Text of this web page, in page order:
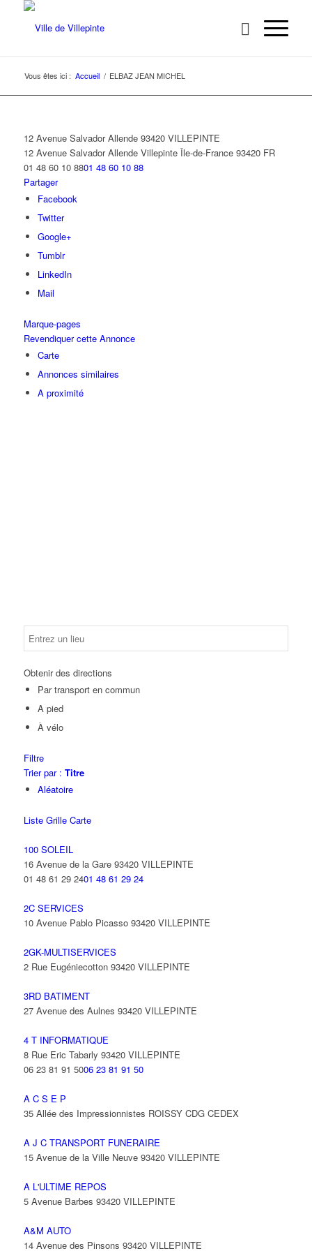
Vous êtes ici : Accueil / ELBAZ JEAN MICHEL
12 Avenue Salvador Allende 93420 VILLEPINTE
12 Avenue Salvador Allende Villepinte Île-de-France 93420 FR
01 48 60 10 8801 48 60 10 88
Partager
Facebook
Twitter
Google+
Tumblr
LinkedIn
Mail
Marque-pages
Revendiquer cette Annonce
Carte
Annonces similaires
A proximité
Obtenir des directions
Par transport en commun
A pied
À vélo
Filtre
Trier par : Titre
Aléatoire
Liste Grille Carte
100 SOLEIL
16 Avenue de la Gare 93420 VILLEPINTE
01 48 61 29 2401 48 61 29 24
2C SERVICES
10 Avenue Pablo Picasso 93420 VILLEPINTE
2GK-MULTISERVICES
2 Rue Eugéniecotton 93420 VILLEPINTE
3RD BATIMENT
27 Avenue des Aulnes 93420 VILLEPINTE
4 T INFORMATIQUE
8 Rue Eric Tabarly 93420 VILLEPINTE
06 23 81 91 5006 23 81 91 50
A C S E P
35 Allée des Impressionnistes ROISSY CDG CEDEX
A J C TRANSPORT FUNERAIRE
15 Avenue de la Ville Neuve 93420 VILLEPINTE
A L'ULTIME REPOS
5 Avenue Barbes 93420 VILLEPINTE
A&M AUTO
14 Avenue des Pinsons 93420 VILLEPINTE